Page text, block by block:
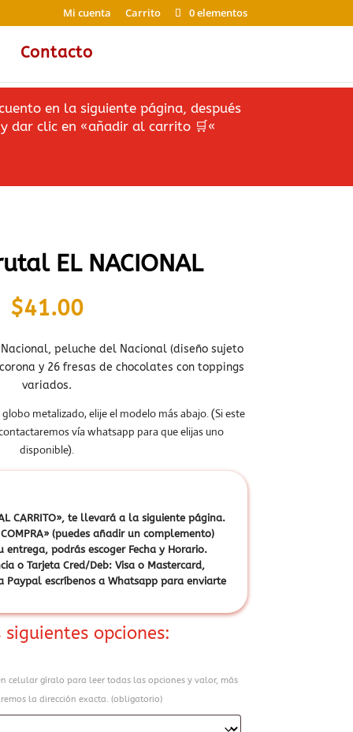
Mi cuenta Carrito 0 elementos
Contacto
en la siguiente página, después
dar clic en «añadir al carrito 🛒«
EL NACIONAL
$41.00
peluche del Nacional (diseño sujeto
y 26 fresas de chocolates con toppings
variados.
metalizado, elije el modelo más abajo. (Si este
vía whatsapp para que elijas uno
disponible).
CARRITO», te llevará a la siguiente página.
(puedes añadir un complemento)
podrás escoger Fecha y Horario.
o Tarjeta Cred/Deb: Visa o Mastercard,
Paypal escríbenos a Whatsapp para enviarte
opciones:
celular gíralo para leer todas las opciones y valor, más
la dirección exacta. (obligatorio)